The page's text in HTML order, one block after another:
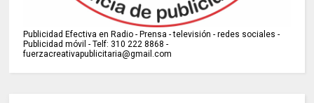
Publicidad Efectiva en Radio - Prensa - televisión - redes sociales -
Publicidad móvil - Telf: 310 222 8868 -
fuerzacreativapublicitaria@gmail.com